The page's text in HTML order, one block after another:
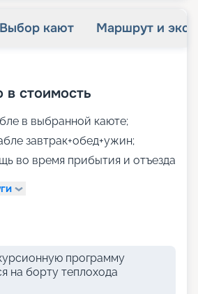
Выбор кают Маршрут и
в стоимость
в выбранной каюте;
завтрак+обед+ужин;
во время прибытия и отъезда
программу
на борту теплохода